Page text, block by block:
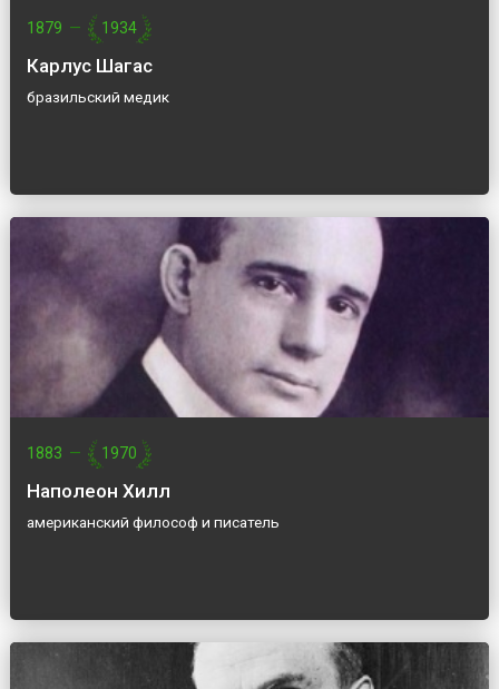
1879 — 1934
Карлус Шагас
бразильский медик
1883 — 1970
Наполеон Хилл
американский философ и писатель